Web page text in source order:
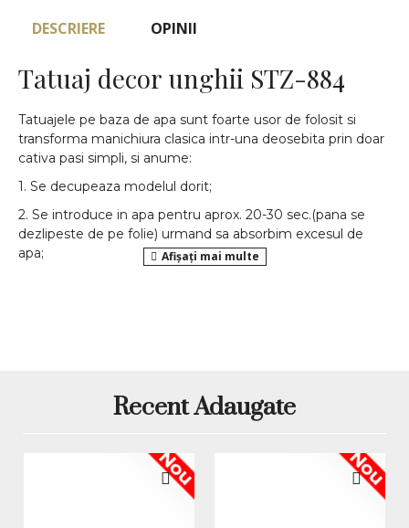
DESCRIERE OPINII
Tatuaj decor unghii STZ-884
Tatuajele pe baza de apa sunt foarte usor de folosit si
transforma manichiura clasica intr-una deosebita prin doar
cativa pasi simpli, si anume:
1. Se decupeaza modelul dorit;
2. Se introduce in apa pentru aprox. 20-30 sec.(pana se
dezlipeste de pe folie) urmand sa absorbim excesul de
apa;
culorii pot varia in functie de monitor. Imaginile produselor
prezentate pe site sunt cu titlu de prezentare si pot diferi
livrate, acestea putand prezenta abateri minore de la
pozele si descrierile prezentate pe site, acestea se pot
modifica in functie de actualizarile producatorilor fara
Recent Adaugate
Nou Nou